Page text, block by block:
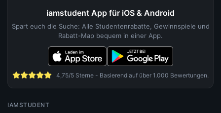
iamstudent App für iOS & Android
Spart euch die Suche: Alle Studentenrabatte, Gewinnspiele und
Rabatt-Map bequem in einer App.
4,75/5 Sterne - Basierend auf über 1.000 Bewertungen.
IAMSTUDENT